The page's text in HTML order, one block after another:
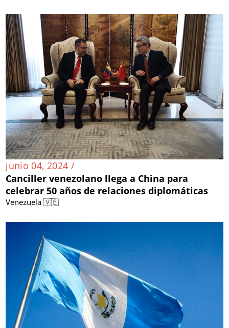
junio 04, 2024 /
Canciller venezolano llega a China para
celebrar 50 años de relaciones diplomáticas
Venezuela 🇻🇪